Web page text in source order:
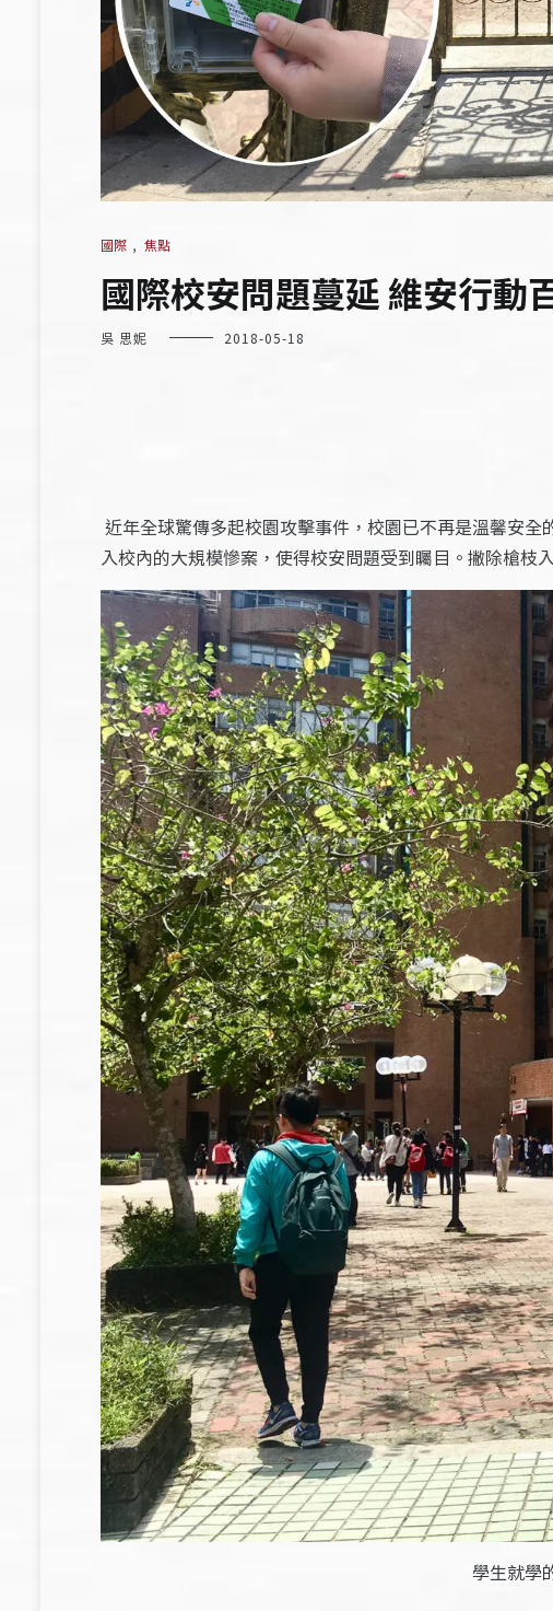
國際 , 焦點
國際校安問題蔓延 維安行動
吳 思妮 2018-05-18
近年全球驚傳多起校園攻擊事件，校園已不再是溫馨安
入校內的大規模慘案，使得校安問題受到矚目。撇除槍枝
學生就學